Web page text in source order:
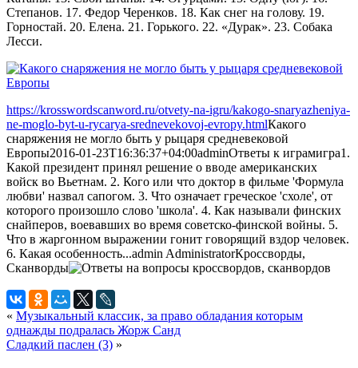
Степанов. 17. Федор Черенков. 18. Как снег на голову. 19.
Горностай. 20. Елена. 21. Горького. 22. «Дурак». 23. Собака
Лесси.
https://krosswordscanword.ru/otvety-na-igru/kakogo-snaryazheniya-
ne-moglo-byt-u-rycarya-srednevekovoj-evropy.htmlКакого
снаряжения не могло быть у рыцаря средневековой
Европы2016-01-23T16:36:37+04:00adminОтветы к играмигра1.
Какой президент принял решение о вводе американских
войск во Вьетнам. 2. Кого или что доктор в фильме 'Формула
любви' назвал сапогом. 3. Что означает греческое 'схоле', от
которого произошло слово 'школа'. 4. Как называли финских
снайперов, воевавших во время советско-финской войны. 5.
Что в жаргонном выражении гонит говорящий вздор человек.
6. Какая особенность...admin AdministratorКроссворды,
Сканворды
« Музыкальный классик, за право обладания которым
однажды подралась Жорж Санд
Сладкий паслен (3) »